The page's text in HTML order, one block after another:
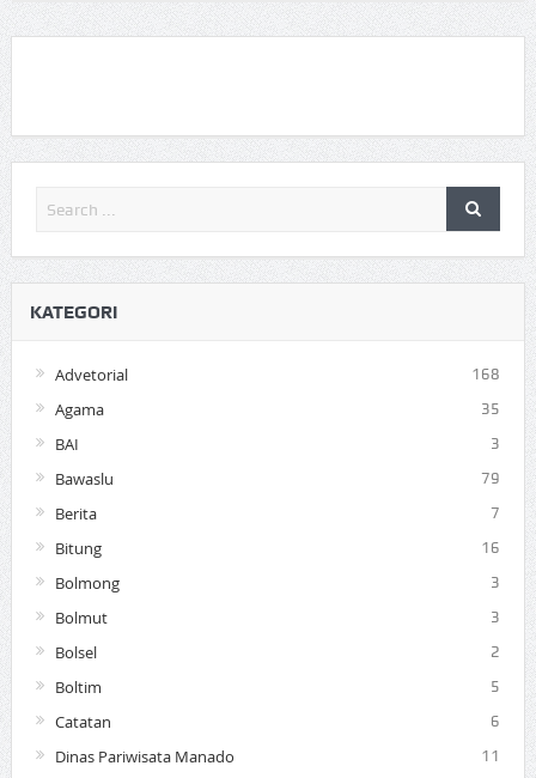
KATEGORI
Advetorial 168
Agama 35
BAI 3
Bawaslu 79
Berita 7
Bitung 16
Bolmong 3
Bolmut 3
Bolsel 2
Boltim 5
Catatan 6
Dinas Pariwisata Manado 11